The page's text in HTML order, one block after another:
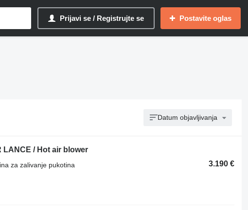
Prijavi se / Registrujte se Postavite oglas
Datum objavljivanja
LANCE / Hot air blower
3.190 €
za zalivanje pukotina